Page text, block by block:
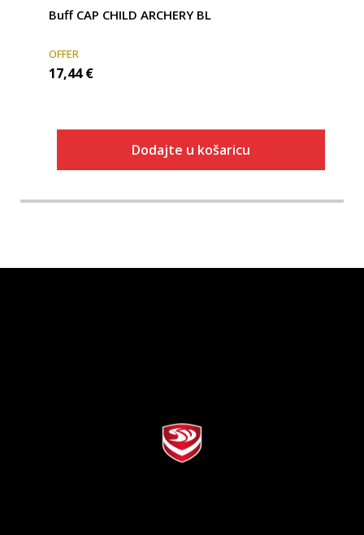
Buff CAP CHILD ARCHERY BL
OFFER
17,44 €
Dodajte u košaricu